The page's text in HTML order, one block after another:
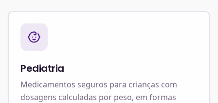
Pediatria
Medicamentos seguros para crianças com
dosagens calculadas por peso, em formas